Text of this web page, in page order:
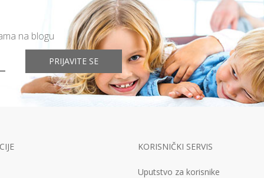
na blogu
PRIJAVITE SE
KORISNIČKI SERVIS
Uputstvo za korisnike